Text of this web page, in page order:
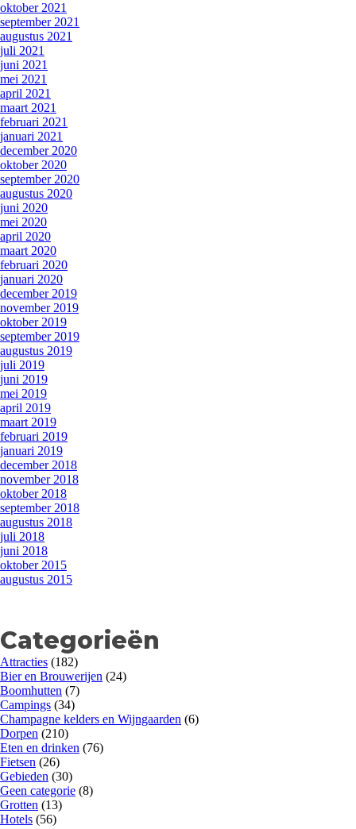
oktober 2021
september 2021
augustus 2021
juli 2021
juni 2021
mei 2021
april 2021
maart 2021
februari 2021
januari 2021
december 2020
oktober 2020
september 2020
augustus 2020
juni 2020
mei 2020
april 2020
maart 2020
februari 2020
januari 2020
december 2019
november 2019
oktober 2019
september 2019
augustus 2019
juli 2019
juni 2019
mei 2019
april 2019
maart 2019
februari 2019
januari 2019
december 2018
november 2018
oktober 2018
september 2018
augustus 2018
juli 2018
juni 2018
oktober 2015
augustus 2015
Categorieën
Attracties (182)
Bier en Brouwerijen (24)
Boomhutten (7)
Campings (34)
Champagne kelders en Wijngaarden (6)
Dorpen (210)
Eten en drinken (76)
Fietsen (26)
Gebieden (30)
Geen categorie (8)
Grotten (13)
Hotels (56)